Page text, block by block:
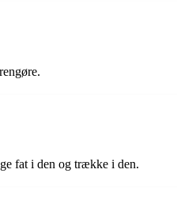
fat i den og trække i den.